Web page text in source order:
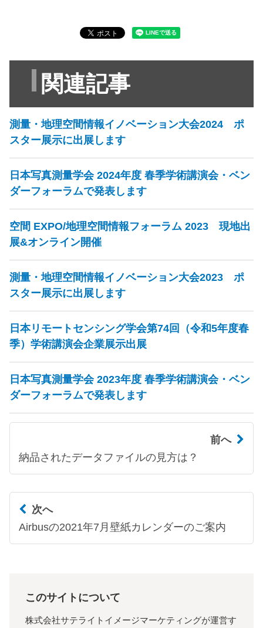
関連記事
測量・地理空間情報イノベーション大会2024 ポ
スター展示に出展します
日本写真測量学会 2024年度 春季学術講演会・ベン
ダーフォーラムで発表します
空間 EXPO/地理空間情報フォーラム 2023 現地出
展&オンライン開催
測量・地理空間情報イノベーション大会2023 ポ
スター展示に出展します
日本リモートセンシング学会第74回（令和5年度春
季）学術講演会企業展示出展
日本写真測量学会 2023年度 春季学術講演会・ベン
ダーフォーラムで発表します
前へ
納品されたデータファイルの見方は？
次へ
Airbusの2021年7月壁紙カレンダーのご案内
このサイトについて
株式会社サテライトイメージマーケティングが運営す